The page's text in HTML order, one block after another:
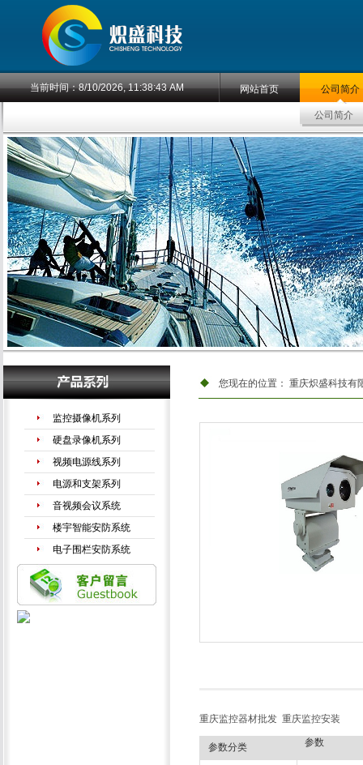
当前时间：8/10/2026, 11:38:43 AM 网站首页 公司简介
公司简介
监控摄像机系列
硬盘录像机系列
视频电源线系列
电源和支架系列
音视频会议系统
楼宇智能安防系统
电子围栏安防系统
手机信号放大器
LED液晶拼接系列
您现在的位置： 重庆炽盛科技有
重庆监控器材批发 重庆监控安装
参数分类 参数